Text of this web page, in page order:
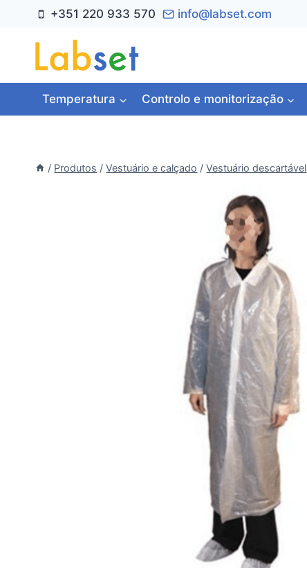
content
+351 220 933 570 info@labset.com
Temperatura Controlo e monitorização
/ Produtos / Vestuário e calçado / Vestuário descartável